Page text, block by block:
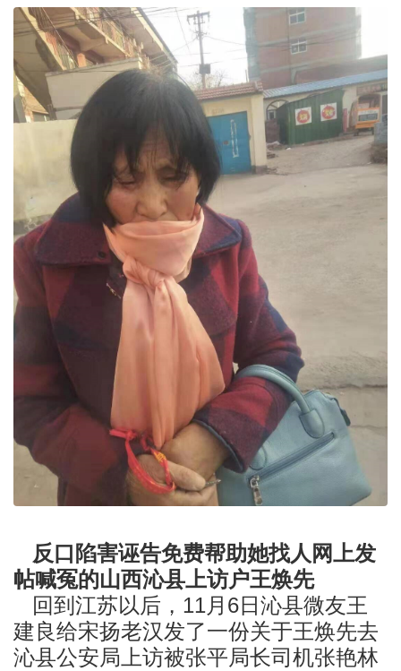
反口陷害诬告免费帮助她找人网上发
帖喊冤的山西沁县上访户王焕先
回到江苏以后，11月6日沁县微友王
建良给宋扬老汉发了一份关于王焕先去
沁县公安局上访被张平局长司机张艳林